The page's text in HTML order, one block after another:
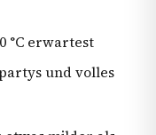
°C erwartest
und volles